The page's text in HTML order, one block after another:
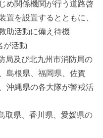
め関係機関が行う道路啓
置を設置するとともに、
助活動に備え待機
が活動
局及び北九州市消防局の
島根県、福岡県、佐賀
沖縄県の各大隊が警戒活
取県、香川県、愛媛県の